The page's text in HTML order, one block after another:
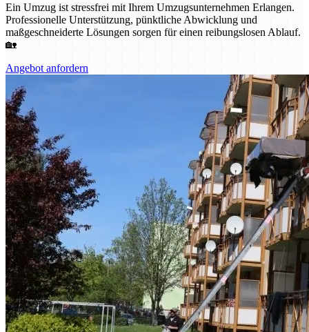
Ein Umzug ist stressfrei mit Ihrem Umzugsunternehmen Erlangen.
Professionelle Unterstützung, pünktliche Abwicklung und
maßgeschneiderte Lösungen sorgen für einen reibungslosen Ablauf.
🏡
Angebot anfordern